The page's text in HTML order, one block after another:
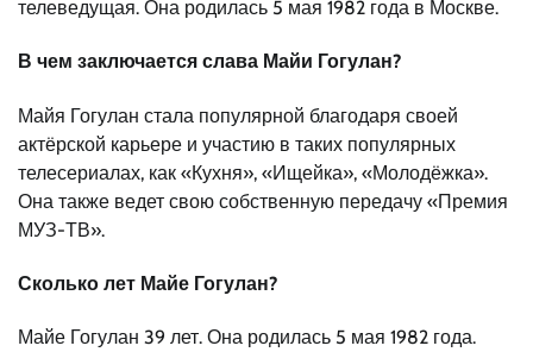
телеведущая. Она родилась 5 мая 1982 года в Москве.
В чем заключается слава Майи Гогулан?
Майя Гогулан стала популярной благодаря своей
актёрской карьере и участию в таких популярных
телесериалах, как «Кухня», «Ищейка», «Молодёжка».
Она также ведет свою собственную передачу «Премия
МУЗ-ТВ».
Сколько лет Майе Гогулан?
Майе Гогулан 39 лет. Она родилась 5 мая 1982 года.